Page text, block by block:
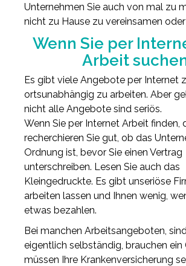
Unternehmen Sie auch von mal zu
nicht zu Hause zu vereinsamen
Wenn Sie per
Arbeit
Es gibt viele Angebote per Internet
ortsunabhängig zu arbeiten. Aber
nicht alle Angebote sind seriös.
Wenn Sie per Internet Arbeit finden,
recherchieren Sie gut, ob das
Ordnung ist, bevor Sie einen Vertrag
unterschreiben. Lesen Sie auch das
Kleingedruckte. Es gibt unseriöse
arbeiten lassen und Ihnen wenig,
etwas bezahlen.
Bei manchen Arbeitsangeboten,
eigentlich selbständig, brauchen ein
müssen Ihre Krankenversicherung